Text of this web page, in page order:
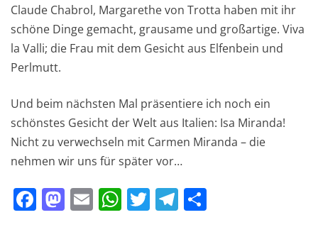
Claude Chabrol, Margarethe von Trotta haben mit ihr
schöne Dinge gemacht, grausame und großartige. Viva
la Valli; die Frau mit dem Gesicht aus Elfenbein und
Perlmutt.
Und beim nächsten Mal präsentiere ich noch ein
schönstes Gesicht der Welt aus Italien: Isa Miranda!
Nicht zu verwechseln mit Carmen Miranda – die
nehmen wir uns für später vor…
F M E W T T